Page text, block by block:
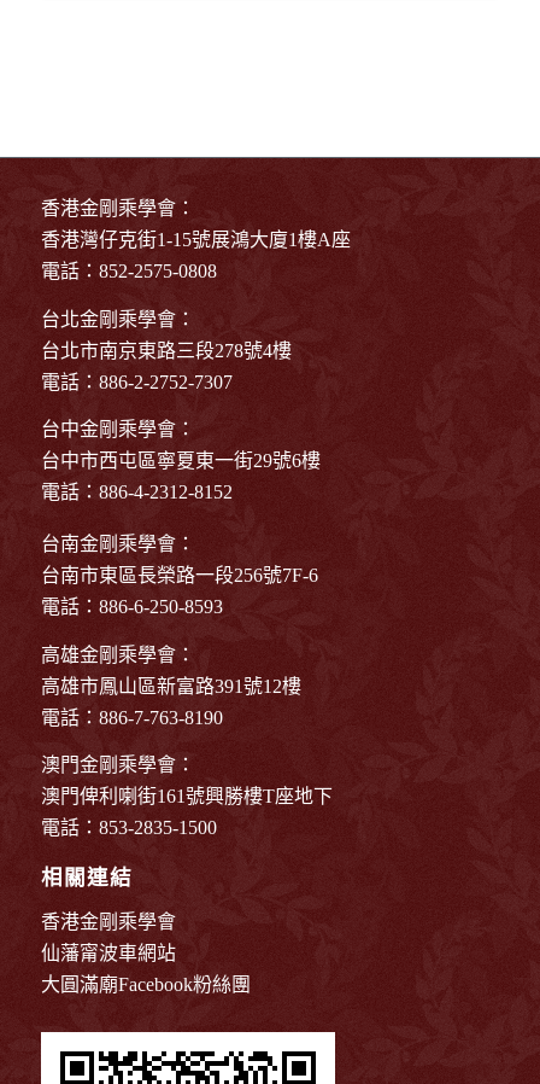
香港金剛乘學會：
香港灣仔克街1-15號展鴻大廈1樓A座
電話：852-2575-0808
台北金剛乘學會：
台北市南京東路三段278號4樓
電話：886-2-2752-7307
台中金剛乘學會：
台中市西屯區寧夏東一街29號6樓
電話：886-4-2312-8152
台南金剛乘學會：
台南市東區長榮路一段256號7F-6
電話：886-6-250-8593
高雄金剛乘學會：
高雄市鳳山區新富路391號12樓
電話：886-7-763-8190
澳門金剛乘學會：
澳門俾利喇街161號興勝樓T座地下
電話：853-2835-1500
相關連結
香港金剛乘學會
仙藩甯波車網站
大圓滿廟Facebook粉絲團